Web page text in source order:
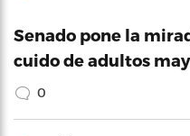
Senado pone la
cuido de adultos
0